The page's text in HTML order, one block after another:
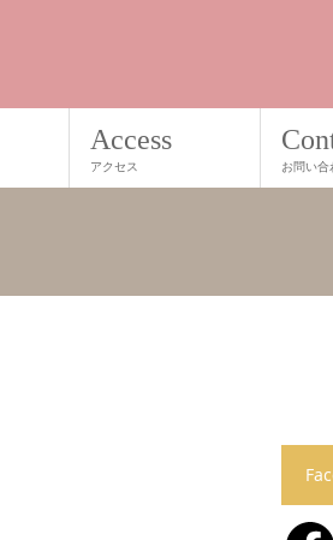
Access
アクセス お問い合